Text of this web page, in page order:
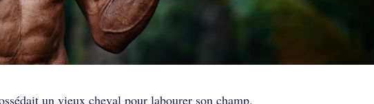
qui sait ?
un vieux cheval pour labourer son champ.